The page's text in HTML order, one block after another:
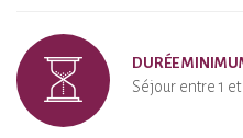
DURÉE
Séjour entre 1